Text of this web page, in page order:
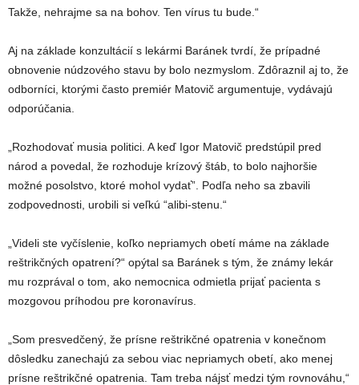
Takže, nehrajme sa na bohov. Ten vírus tu bude.“
Aj na základe konzultácií s lekármi Baránek tvrdí, že prípadné
obnovenie núdzového stavu by bolo nezmyslom. Zdôraznil aj to, že
odborníci, ktorými často premiér Matovič argumentuje, vydávajú
odporúčania.
„Rozhodovať musia politici. A keď Igor Matovič predstúpil pred
národ a povedal, že rozhoduje krízový štáb, to bolo najhoršie
možné posolstvo, ktoré mohol vydať”. Podľa neho sa zbavili
zodpovednosti, urobili si veľkú “alibi-stenu.“
„Videli ste vyčíslenie, koľko nepriamych obetí máme na základe
reštrikčných opatrení?“ opýtal sa Baránek s tým, že známy lekár
mu rozprával o tom, ako nemocnica odmietla prijať pacienta s
mozgovou príhodou pre koronavírus.
„Som presvedčený, že prísne reštrikčné opatrenia v konečnom
dôsledku zanechajú za sebou viac nepriamych obetí, ako menej
prísne reštrikčné opatrenia. Tam treba nájsť medzi tým rovnováhu,“